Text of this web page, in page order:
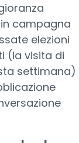
campagna
elezioni
(la visita di
settimana)